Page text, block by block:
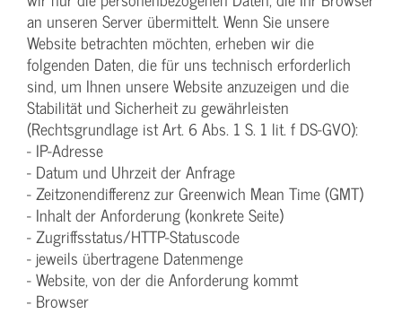
an unseren Server übermittelt. Wenn Sie unsere
Website betrachten möchten, erheben wir die
folgenden Daten, die für uns technisch erforderlich
sind, um Ihnen unsere Website anzuzeigen und die
Stabilität und Sicherheit zu gewährleisten
(Rechtsgrundlage ist Art. 6 Abs. 1 S. 1 lit. f DS-GVO):
- IP-Adresse
- Datum und Uhrzeit der Anfrage
- Zeitzonendifferenz zur Greenwich Mean Time (GMT)
- Inhalt der Anforderung (konkrete Seite)
- Zugriffsstatus/HTTP-Statuscode
- jeweils übertragene Datenmenge
- Website, von der die Anforderung kommt
- Browser